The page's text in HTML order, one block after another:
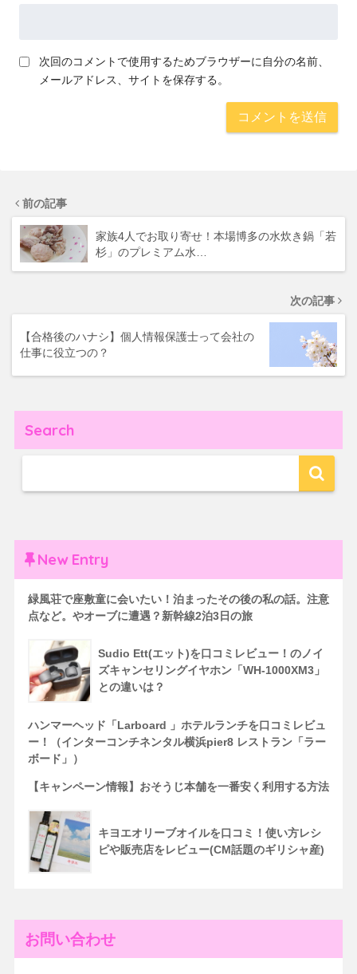
次回のコメントで使用するためブラウザーに自分の名前、
メールアドレス、サイトを保存する。
前の記事
家族4人でお取り寄せ！本場博多の水炊き鍋「若
杉」のプレミアム水…
次の記事
【合格後のハナシ】個人情報保護士って会社の
仕事に役立つの？
Search
New Entry
緑風荘で座敷童に会いたい！泊まったその後の私の話。注意
点など。やオーブに遭遇？新幹線2泊3日の旅
Sudio Ett(エット)を口コミレビュー！のノイ
ズキャンセリングイヤホン「WH-1000XM3」
との違いは？
ハンマーヘッド「Larboard 」ホテルランチを口コミレビュ
ー！（インターコンチネンタル横浜pier8 レストラン「ラー
ボード」）
【キャンペーン情報】おそうじ本舗を一番安く利用する方法
キヨエオリーブオイルを口コミ！使い方レシ
ピや販売店をレビュー(CM話題のギリシャ産)
お問い合わせ